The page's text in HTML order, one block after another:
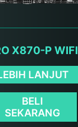
X870-P WIFI
LANJUT
BELI
SEKARANG